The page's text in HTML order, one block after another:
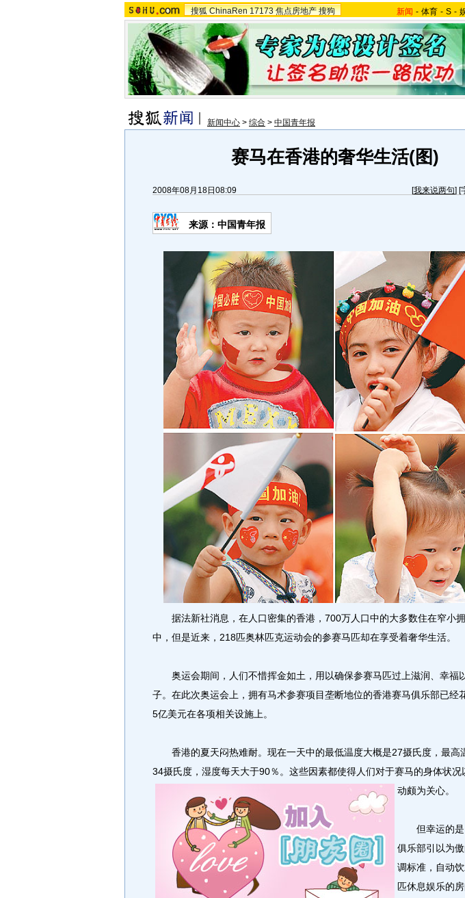
搜狐 ChinaRen 17173 焦点房地产 搜狗 新闻 - 体育 - S -
新闻中心 > 综合 > 中国青年报
赛马在香港的奢华生活(图)
2008年08月18日08:09 [我来说两句] [
来源：中国青年报
据法新社消息，在人口密集的香港，700万人口中的大多数住在窄小
中，但是近来，218匹奥林匹克运动会的参赛马匹却在享受着奢华生活。
奥运会期间，人们不惜挥金如土，用以确保参赛马匹过上滋润、幸福
子。在此次奥运会上，拥有马术参赛项目垄断地位的香港赛马俱乐部已经
5亿美元在各项相关设施上。
香港的夏天闷热难耐。现在一天中的最低温度大概是27摄氏度，最高
34摄氏度，湿度每天大于90％。 这些因素都使得人们对于赛马的身体状况
动颇为关心。
但幸运的是
俱乐部引以为
调标准，自动
匹休息娱乐的